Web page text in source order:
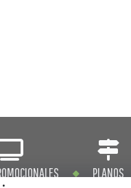
PLANOS